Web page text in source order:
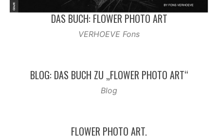
DAS BUCH: FLOWER PHOTO ART
VERHOEVE Fons
BLOG: DAS BUCH ZU „FLOWER PHOTO ART“
Blog
FLOWER PHOTO ART.